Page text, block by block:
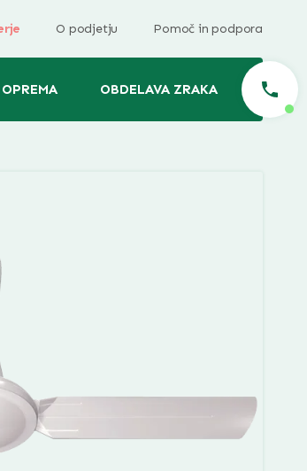
OBDELAVA ZRAKA
O podjetju Pomoč in podpora